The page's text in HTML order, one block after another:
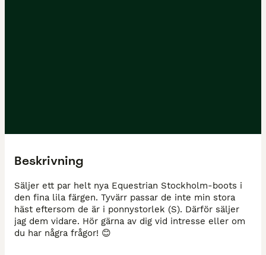
Beskrivning
Säljer ett par helt nya Equestrian Stockholm-boots i
den fina lila färgen. Tyvärr passar de inte min stora
häst eftersom de är i ponnystorlek (S). Därför säljer
jag dem vidare. Hör gärna av dig vid intresse eller om
du har några frågor! 😊